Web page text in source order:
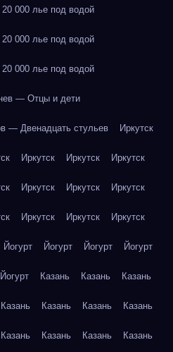
000 лье под водой
000 лье под водой
000 лье под водой
— Отцы и дети
— Двенадцать стульев Иркутск
Иркутск Иркутск Иркутск
Иркутск Иркутск Иркутск
Иркутск Иркутск Иркутск
Йогурт Йогурт Йогурт Йогурт
Йогурт Казань Казань Казань
Казань Казань Казань Казань
Казань Казань Казань Казань